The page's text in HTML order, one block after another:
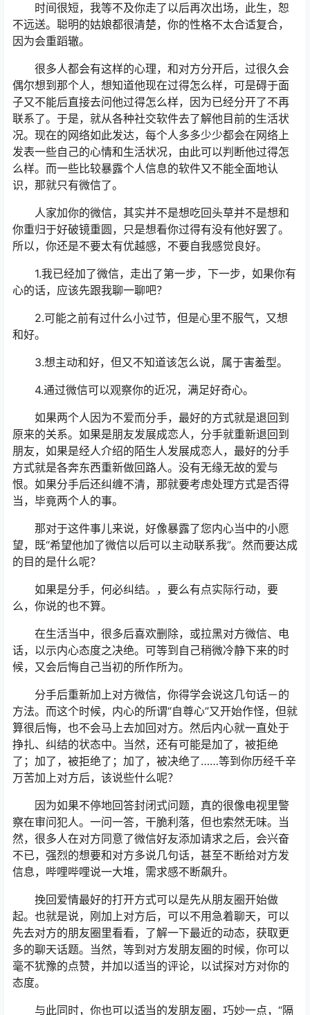
时间很短，我等不及你走了以后再次出场，此生，恕
不远送。聪明的姑娘都很清楚，你的性格不太合适复合，
因为会重蹈辙。
很多人都会有这样的心理，和对方分开后，过很久会
偶尔想到那个人，想知道他现在过得怎么样，可是碍于面
子又不能后直接去问他过得怎么样，因为已经分开了不再
联系了。于是，就从各种社交软件去了解他目前的生活状
况。现在的网络如此发达，每个人多多少少都会在网络上
发表一些自己的心情和生活状况，由此可以判断他过得怎
么样。而一些比较暴露个人信息的软件又不能全面地认
识，那就只有微信了。
人家加你的微信，其实并不是想吃回头草并不是想和
你重归于好破镜重圆，只是想看你过得有没有他好罢了。
所以，你还是不要太有优越感，不要自我感觉良好。
1.我已经加了微信，走出了第一步，下一步，如果你有
心的话，应该先跟我聊一聊吧？
2.可能之前有过什么小过节，但是心里不服气，又想
和好。
3.想主动和好，但又不知道该怎么说，属于害羞型。
4.通过微信可以观察你的近况，满足好奇心。
如果两个人因为不爱而分手，最好的方式就是退回到
原来的关系。如果是朋友发展成恋人，分手就重新退回到
朋友，如果是经人介绍的陌生人发展成恋人，最好的分手
方式就是各奔东西重新做回路人。没有无缘无故的爱与
恨。如果分手后还纠缠不清，那就要考虑处理方式是否得
当，毕竟两个人的事。
那对于这件事儿来说，好像暴露了您内心当中的小愿
望，既“希望他加了微信以后可以主动联系我”。然而要达成
的目的是什么呢？
如果是分手，何必纠结。，要么有点实际行动，要
么，你说的也不算。
在生活当中，很多后喜欢删除，或拉黑对方微信、电
话，以示内心态度之决绝。可等到自己稍微冷静下来的时
候，又会后悔自己当初的所作所为。
分手后重新加上对方微信，你得学会说这几句话－的
方法。而这个时候，内心的所谓“自尊心”又开始作怪，但就
算很后悔，也不会马上去加回对方。然后内心就一直处于
挣扎、纠结的状态中。当然，还有可能是加了，被拒绝
了；加了，被拒绝了；加了，被决绝了……等到你历经千辛
万苦加上对方后，该说些什么呢？
因为如果不停地回答封闭式问题，真的很像电视里警
察在审问犯人。一问一答，干脆利落，但也索然无味。当
然，很多人在对方同意了微信好友添加请求之后，会兴奋
不已，强烈的想要和对方多说几句话，甚至不断给对方发
信息，哔哩哔哩说一大堆，需求感不断飙升。
挽回爱情最好的打开方式可以是先从朋友圈开始做
起。也就是说，刚加上对方后，可以不用急着聊天，可以
先去对方的朋友圈里看看，了解一下最近的动态，获取更
多的聊天话题。当然，等到对方发朋友圈的时候，你可以
毫不犹豫的点赞，并加以适当的评论，以试探对方对你的
态度。
与此同时，你也可以适当的发朋友圈，巧妙一点，“隔